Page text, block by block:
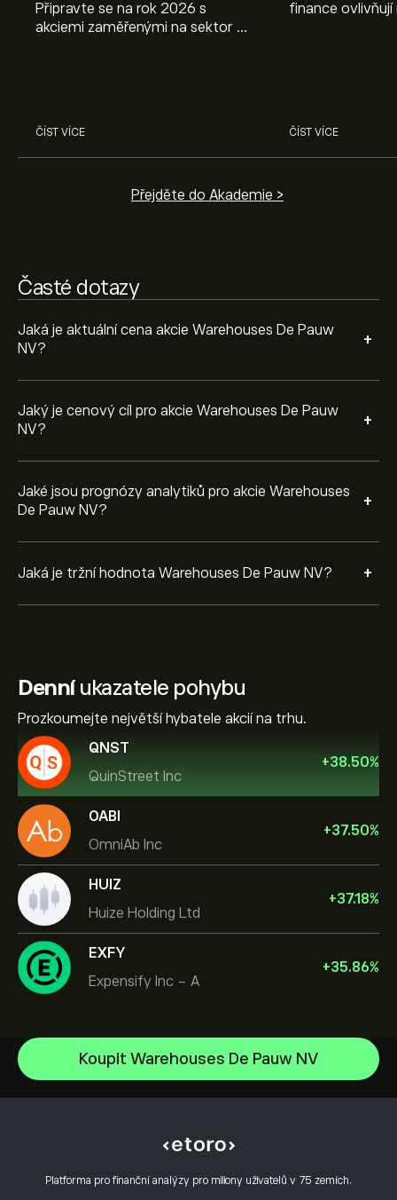
Připravte se na rok 2026 s
akciemi zaměřenými na sektor AI.
ČÍST VÍCE
finance
ČÍST VÍCE
Přejděte do Akademie >
Časté dotazy
Jaká je aktuální cena akcie Warehouses De Pauw
NV?
+
Jaký je cenový cíl pro akcie Warehouses De Pauw
NV?
+
Jaké jsou prognózy analytiků pro akcie Warehouses
De Pauw NV?
+
Analytici nabízí prognózy pro akcie Warehouses De
budoucího vývoje cen.
Jaká je tržní hodnota Warehouses De Pauw NV? +
Tržní kapitalizace Warehouses De Pauw NV je 5.21B‎€‎
Denníukazatele pohybu
Prozkoumejte největší hybatele akcií na trhu.
QNST
QuinStreet Inc
+38.50%
OABI
OmniAb Inc
+37.50%
HUIZ
Huize Holding Ltd
+37.18%
EXFY
Expensify Inc - A
+35.86%
Koupit Warehouses De Pauw NV
Platforma pro finanční analýzy pro miliony uživatelů v 75 zemích.
NVIDIA Corporation
Amazon.com Inc
Celestica Inc
Jak ověřit účet?
Odpovědné obchodování
Co je páka a marže
Hodnocení eToro